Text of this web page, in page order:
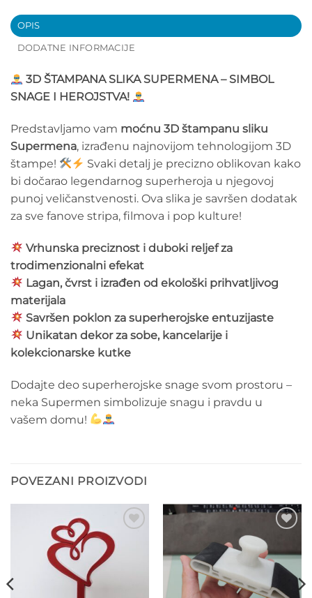
OPIS
DODATNE INFORMACIJE
3D ŠTAMPANA SLIKA SUPERMENA – SIMBOL
SNAGE I HEROJSTVA!
Predstavljamo vam moćnu 3D štampanu sliku
Supermena, izrađenu najnovijom tehnologijom 3D
štampe!
Svaki detalj je precizno oblikovan kako
bi dočarao legendarnog superheroja u njegovoj
punoj veličanstvenosti. Ova slika je savršen dodatak
za sve fanove stripa, filmova i pop kulture!
Vrhunska preciznost i duboki reljef za
trodimenzionalni efekat
Lagan, čvrst i izrađen od ekološki prihvatljivog
materijala
Savršen poklon za superherojske entuzijaste
Unikatan dekor za sobe, kancelarije i
kolekcionarske kutke
Dodajte deo superherojske snage svom prostoru –
neka Supermen simbolizuje snagu i pravdu u
vašem domu!
POVEZANI PROIZVODI
Add to
wishlist
Add to
wishlist